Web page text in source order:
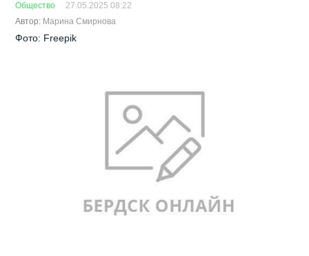
Общество
27.05.2025 08:22
Автор: Марина Смирнова
Фото: Freepik